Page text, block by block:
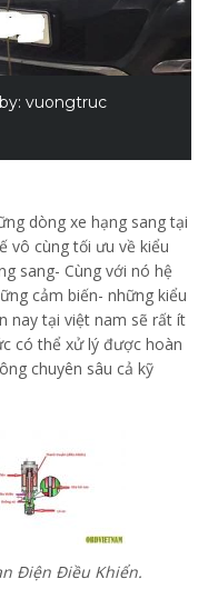
vuongtruc
dòng xe hạng sang tại
vô cùng tối ưu về kiểu
sang- Cùng với nó hệ
cảm biến- những kiểu
nay tại việt nam sẽ rất ít
có thể xử lý được hoàn
chuyên sâu cả kỹ
Điện Điều Khiển.